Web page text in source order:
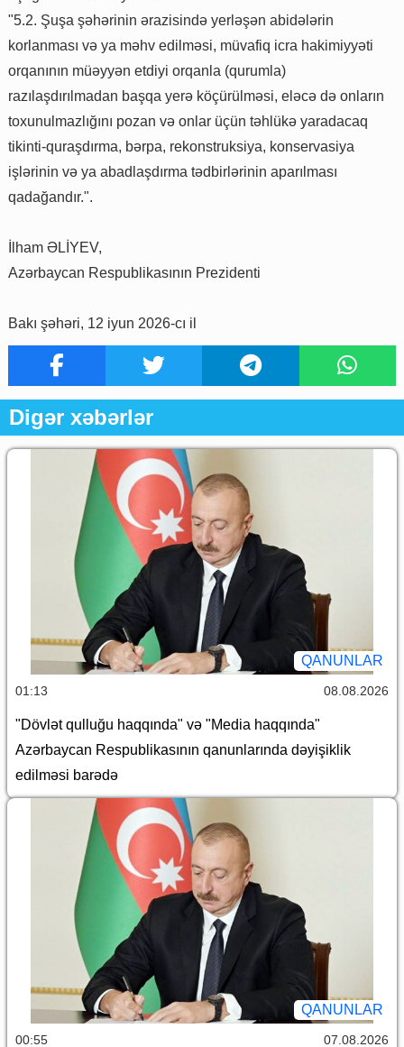
"5.2. Şuşa şəhərinin ərazisində yerləşən abidələrin
korlanması və ya məhv edilməsi, müvafiq icra hakimiyyəti
orqanının müəyyən etdiyi orqanla (qurumla)
razılaşdırılmadan başqa yerə köçürülməsi, eləcə də onların
toxunulmazlığını pozan və onlar üçün təhlükə yaradacaq
tikinti-quraşdırma, bərpa, rekonstruksiya, konservasiya
işlərinin və ya abadlaşdırma tədbirlərinin aparılması
qadağandır.".
İlham ƏLİYEV,
Azərbaycan Respublikasının Prezidenti
Bakı şəhəri, 12 iyun 2026-cı il
Digər xəbərlər
QANUNLAR
01:13 08.08.2026
"Dövlət qulluğu haqqında" və "Media haqqında"
Azərbaycan Respublikasının qanunlarında dəyişiklik
edilməsi barədə
QANUNLAR
00:55 07.08.2026